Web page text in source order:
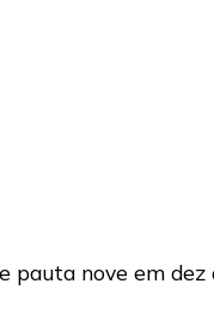
pauta nove em dez